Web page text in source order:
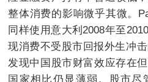
整体消费的影响微乎其微。
同样使用意大利2008年至
现消费不受股市回报外生冲击
发现中国股市财富效应存在
国家相比仍显薄弱。股市尽